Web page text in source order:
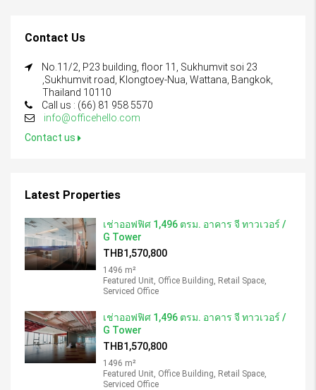
Contact Us
No.11/2, P23 building, floor 11, Sukhumvit soi 23
,Sukhumvit road, Klongtoey-Nua, Wattana, Bangkok,
Thailand 10110
Call us : (66) 81 958 5570
info@officehello.com
Contact us
Latest Properties
เช่าออฟฟิศ 1,496 ตรม. อาคาร จี ทาวเวอร์ /
G Tower
THB1,570,800
1496 m²
Featured Unit, Office Building, Retail Space,
Serviced Office
เช่าออฟฟิศ 1,496 ตรม. อาคาร จี ทาวเวอร์ /
G Tower
THB1,570,800
1496 m²
Featured Unit, Office Building, Retail Space,
Serviced Office